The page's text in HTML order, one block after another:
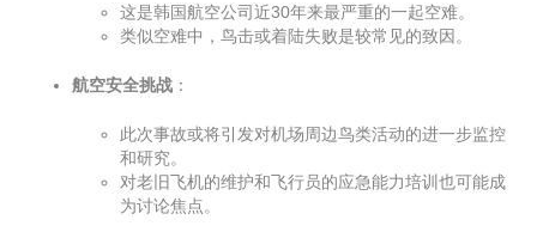
这是韩国航空公司近30年来最严重的一起空难。
类似空难中，鸟击或着陆失败是较常见的致因。
航空安全挑战 ：
此次事故或将引发对机场周边鸟类活动的进一步监控
和研究。
对老旧飞机的维护和飞行员的应急能力培训也可能成
为讨论焦点。